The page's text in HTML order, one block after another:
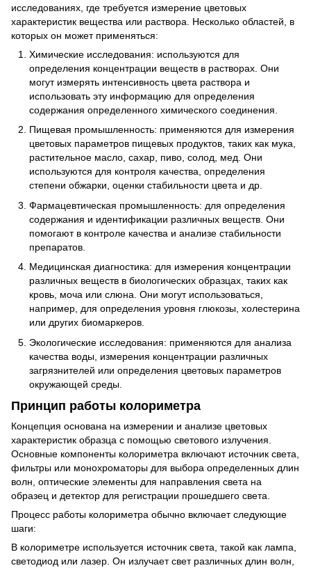
исследованиях, где требуется измерение цветовых
характеристик вещества или раствора. Несколько областей, в
которых он может применяться:
Химические исследования: используются для
определения концентрации веществ в растворах. Они
могут измерять интенсивность цвета раствора и
использовать эту информацию для определения
содержания определенного химического соединения.
Пищевая промышленность: применяются для измерения
цветовых параметров пищевых продуктов, таких как мука,
растительное масло, сахар, пиво, солод, мед. Они
используются для контроля качества, определения
степени обжарки, оценки стабильности цвета и др.
Фармацевтическая промышленность: для определения
содержания и идентификации различных веществ. Они
помогают в контроле качества и анализе стабильности
препаратов.
Медицинская диагностика: для измерения концентрации
различных веществ в биологических образцах, таких как
кровь, моча или слюна. Они могут использоваться,
например, для определения уровня глюкозы, холестерина
или других биомаркеров.
Экологические исследования: применяются для анализа
качества воды, измерения концентрации различных
загрязнителей или определения цветовых параметров
окружающей среды.
Принцип работы колориметра
Концепция основана на измерении и анализе цветовых
характеристик образца с помощью светового излучения.
Основные компоненты колориметра включают источник света,
фильтры или монохроматоры для выбора определенных длин
волн, оптические элементы для направления света на
образец и детектор для регистрации прошедшего света.
Процесс работы колориметра обычно включает следующие
шаги:
В колориметре используется источник света, такой как лампа,
светодиод или лазер. Он излучает свет различных длин волн,